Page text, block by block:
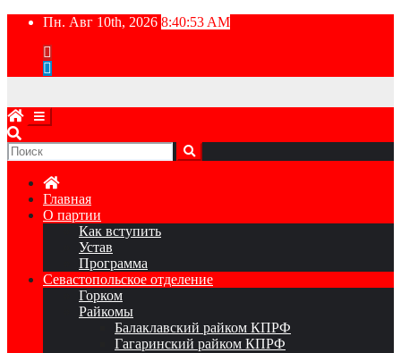
Перейти
содержимому
Пн. Авг 10th, 2026 8:40:54 AM
Главная
О партии
Как вступить
Устав
Программа
Севастопольское отделение
Горком
Райкомы
Балаклавский райком КПРФ
Гагаринский райком КПРФ